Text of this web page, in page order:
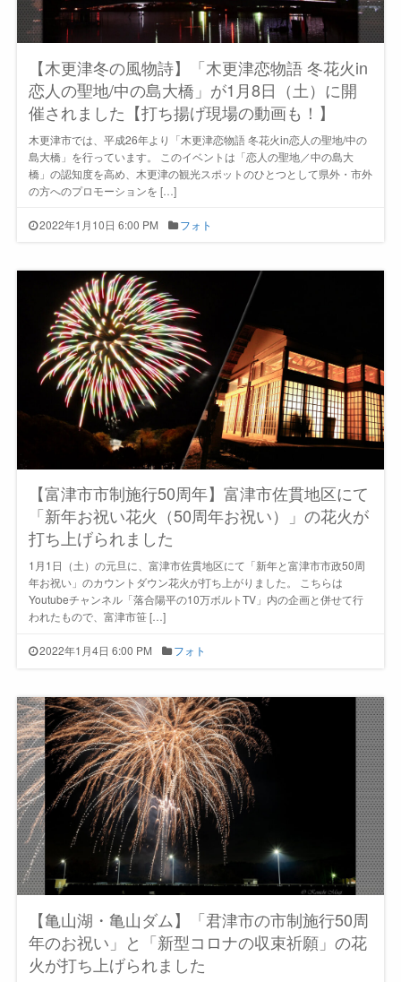
【木更津冬の風物詩】「木更津恋物語 冬花火in
恋人の聖地/中の島大橋」が1月8日（土）に開
催されました【打ち揚げ現場の動画も！】
木更津市では、平成26年より「木更津恋物語 冬花火in恋人の聖地/中の
島大橋」を行っています。 このイベントは「恋人の聖地／中の島大
橋」の認知度を高め、木更津の観光スポットのひとつとして県外・市外
の方へのプロモーションを […]
2022年1月10日 6:00 PM フォト
【富津市市制施行50周年】富津市佐貫地区にて
「新年お祝い花火（50周年お祝い）」の花火が
打ち上げられました
1月1日（土）の元旦に、富津市佐貫地区にて「新年と富津市市政50周
年お祝い」のカウントダウン花火が打ち上がりました。 こちらは
Youtubeチャンネル「落合陽平の10万ボルトTV」内の企画と併せて行
われたもので、富津市笹 […]
2022年1月4日 6:00 PM フォト
【亀山湖・亀山ダム】「君津市の市制施行50周
年のお祝い」と「新型コロナの収束祈願」の花
火が打ち上げられました